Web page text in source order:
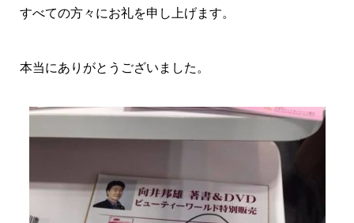
すべての方々にお礼を申し上げます。
本当にありがとうございました。